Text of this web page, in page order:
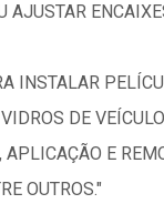
AJUSTAR
INSTALAR
DE
E
OUTROS."